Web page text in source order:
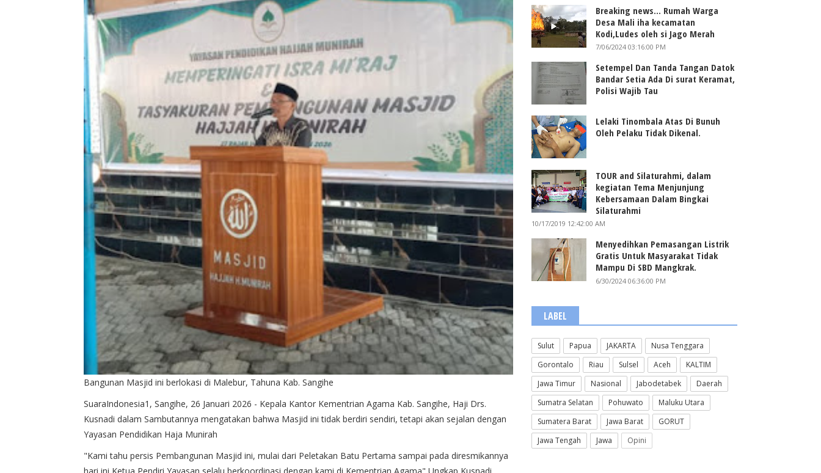
Bangunan Masjid ini berlokasi di Malebur, Tahuna Kab. Sangihe
SuaraIndonesia1, Sangihe, 26 Januari 2026 - Kepala Kantor Kementrian Agama Kab. Sangihe, Haji Drs.
Kusnadi dalam Sambutannya mengatakan bahwa Masjid ini tidak berdiri sendiri, tetapi akan sejalan dengan
Yayasan Pendidikan Haja Munirah
"Kami tahu persis Pembangunan Masjid ini, mulai dari Peletakan Batu Pertama sampai pada diresmikannya
Breaking news... Rumah Warga
Desa Mali iha kecamatan
Kodi,Ludes oleh si Jago Merah
7/06/2024 03:16:00 PM
Setempel Dan Tanda Tangan Datok
Bandar Setia Ada Di surat Keramat,
Polisi Wajib Tau
Lelaki Tinombala Atas Di Bunuh
Oleh Pelaku Tidak Dikenal.
TOUR and Silaturahmi, dalam
kegiatan Tema Menjunjung
Kebersamaan Dalam Bingkai
Silaturahmi
10/17/2019 12:42:00 AM
Menyedihkan Pemasangan Listrik
Gratis Untuk Masyarakat Tidak
Mampu Di SBD Mangkrak.
6/30/2024 06:36:00 PM
LABEL
Sulut Papua JAKARTA
Nusa Tenggara
Gorontalo
Riau Sulsel Aceh
KALTIM
Jawa Timur
Nasional Jabodetabek
Daerah
Sumatra Selatan
Pohuwato
Maluku Utara
Sumatera Barat
Jawa Barat
GORUT
Jawa Tengah
Jawa Opini